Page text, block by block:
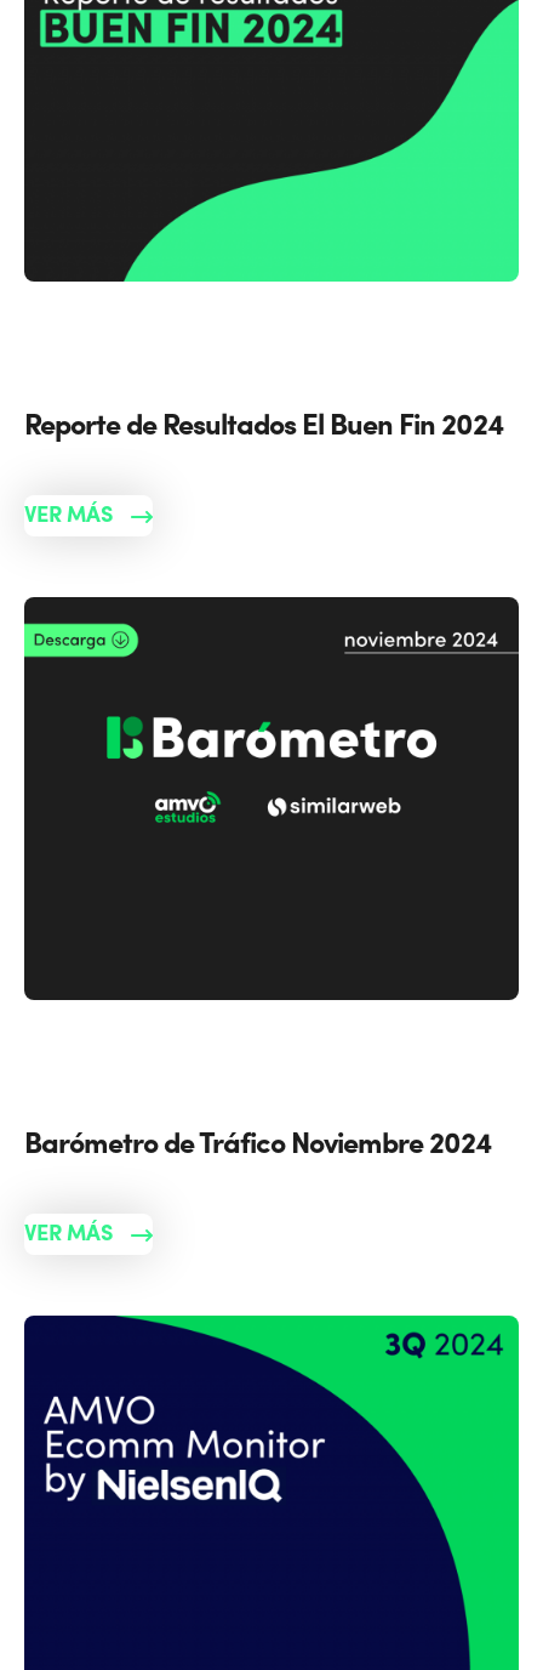
Reporte de Resultados El Buen Fin 2024
VER MÁS
Barómetro de Tráfico Noviembre 2024
VER MÁS